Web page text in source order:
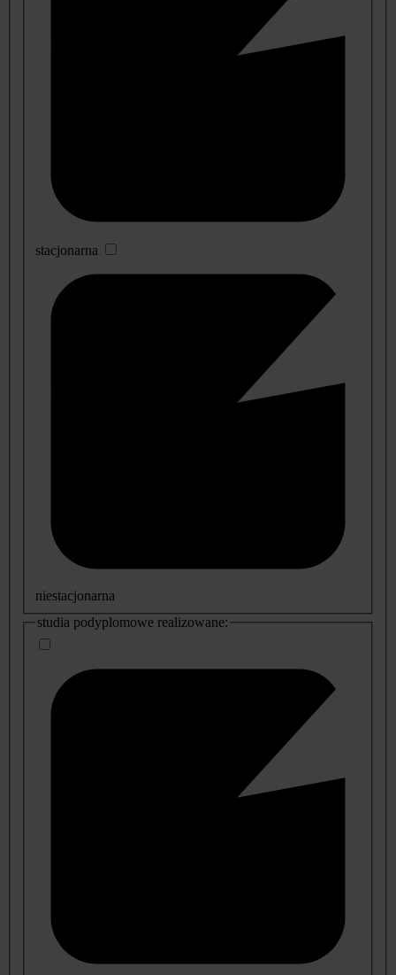
stacjonarna
niestacjonarna
studia podyplomowe realizowane: